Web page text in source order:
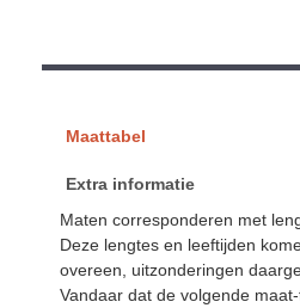
Maattabel
Extra informatie
Maten corresponderen met
Deze lengtes en leeftijden
overeen, uitzonderingen
Vandaar dat de volgende